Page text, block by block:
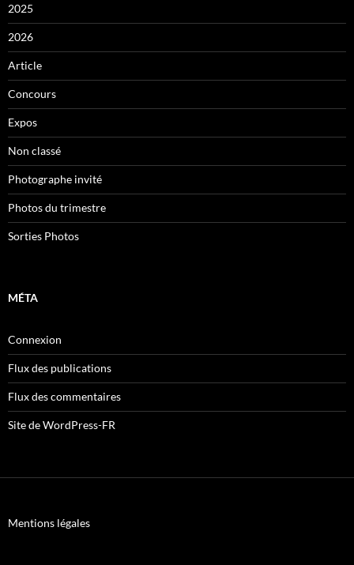
2025
2026
Article
Concours
Expos
Non classé
Photographe invité
Photos du trimestre
Sorties Photos
MÉTA
Connexion
Flux des publications
Flux des commentaires
Site de WordPress-FR
Mentions légales